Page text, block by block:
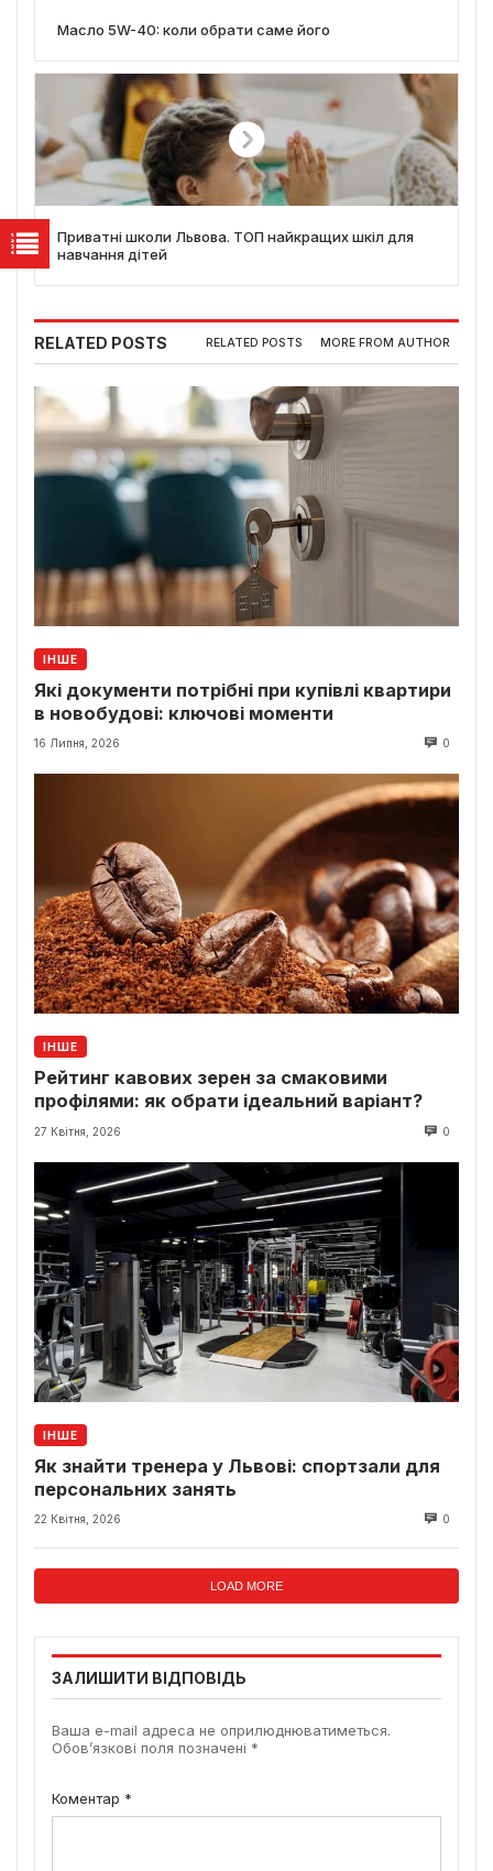
Масло 5W-40: коли обрати саме його
Приватні школи Львова. ТОП найкращих шкіл для
навчання дітей
RELATED POSTS RELATED POSTS MORE FROM AUTHOR
ІНШЕ
Які документи потрібні при купівлі квартири
в новобудові: ключові моменти
16 Липня, 2026 0
ІНШЕ
Рейтинг кавових зерен за смаковими
профілями: як обрати ідеальний варіант?
27 Квітня, 2026 0
ІНШЕ
Як знайти тренера у Львові: спортзали для
персональних занять
22 Квітня, 2026 0
LOAD MORE
ЗАЛИШИТИ ВІДПОВІДЬ
Ваша e-mail адреса не оприлюднюватиметься.
Обов’язкові поля позначені *
Коментар *